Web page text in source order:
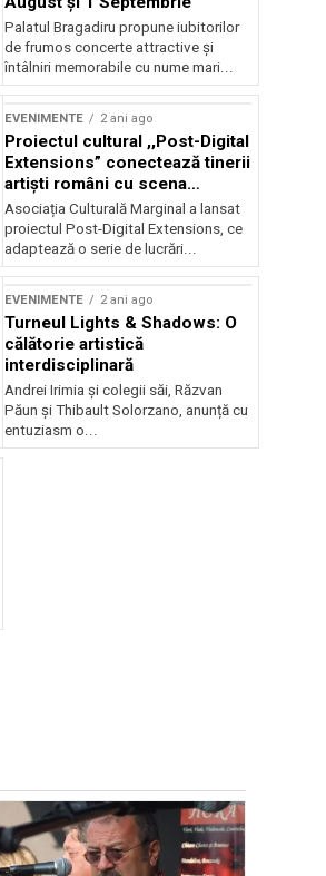
Palatul Bragadiru propune iubitorilor
de frumos concerte attractive şi
întâlniri memorabile cu nume mari...
EVENIMENTE 2 ani ago
Proiectul cultural ,,Post-Digital
Extensions” conectează tinerii
artiști români cu scena
internațională
Asociația Culturală Marginal a lansat
proiectul Post-Digital Extensions, ce
adaptează o serie de lucrări...
EVENIMENTE 2 ani ago
Turneul Lights & Shadows: O
călătorie artistică
interdisciplinară
Andrei Irimia și colegii săi, Răzvan
Păun și Thibault Solorzano, anunță cu
entuziasm o...